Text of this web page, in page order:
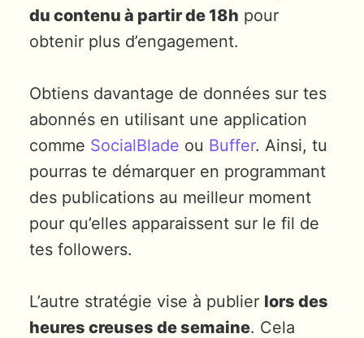
du contenu à partir de 18h pour
obtenir plus d’engagement.
Obtiens davantage de données sur tes
abonnés en utilisant une application
comme SocialBlade ou Buffer. Ainsi, tu
pourras te démarquer en programmant
des publications au meilleur moment
pour qu’elles apparaissent sur le fil de
tes followers.
L’autre stratégie vise à publier lors des
heures creuses de semaine. Cela